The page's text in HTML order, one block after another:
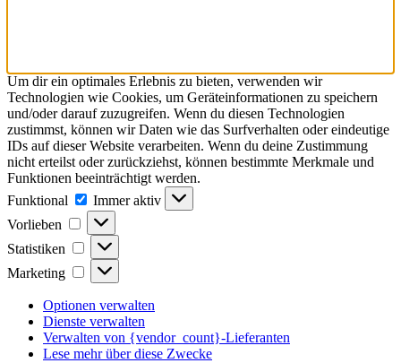
Um dir ein optimales Erlebnis zu bieten, verwenden wir
Technologien wie Cookies, um Geräteinformationen zu speichern
und/oder darauf zuzugreifen. Wenn du diesen Technologien
zustimmst, können wir Daten wie das Surfverhalten oder eindeutige
IDs auf dieser Website verarbeiten. Wenn du deine Zustimmung
nicht erteilst oder zurückziehst, können bestimmte Merkmale und
Funktionen beeinträchtigt werden.
Funktional
Funktional
Immer aktiv
Vorlieben
Vorlieben
Statistiken Statistiken
Marketing Marketing
Optionen verwalten
Dienste verwalten
Verwalten von {vendor_count}-Lieferanten
Lese mehr über diese Zwecke